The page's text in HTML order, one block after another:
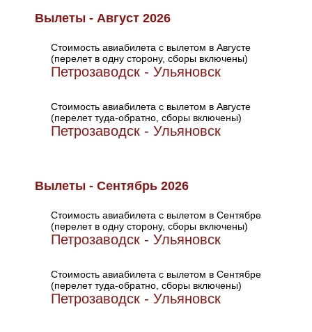
Вылеты - Август 2026
Стоимость авиабилета с вылетом в Августе
(перелет в одну сторону, сборы включены)
Петрозаводск - Ульяновск
Стоимость авиабилета с вылетом в Августе
(перелет туда-обратно, сборы включены)
Петрозаводск - Ульяновск
Вылеты - Сентябрь 2026
Стоимость авиабилета с вылетом в Сентябре
(перелет в одну сторону, сборы включены)
Петрозаводск - Ульяновск
Стоимость авиабилета с вылетом в Сентябре
(перелет туда-обратно, сборы включены)
Петрозаводск - Ульяновск